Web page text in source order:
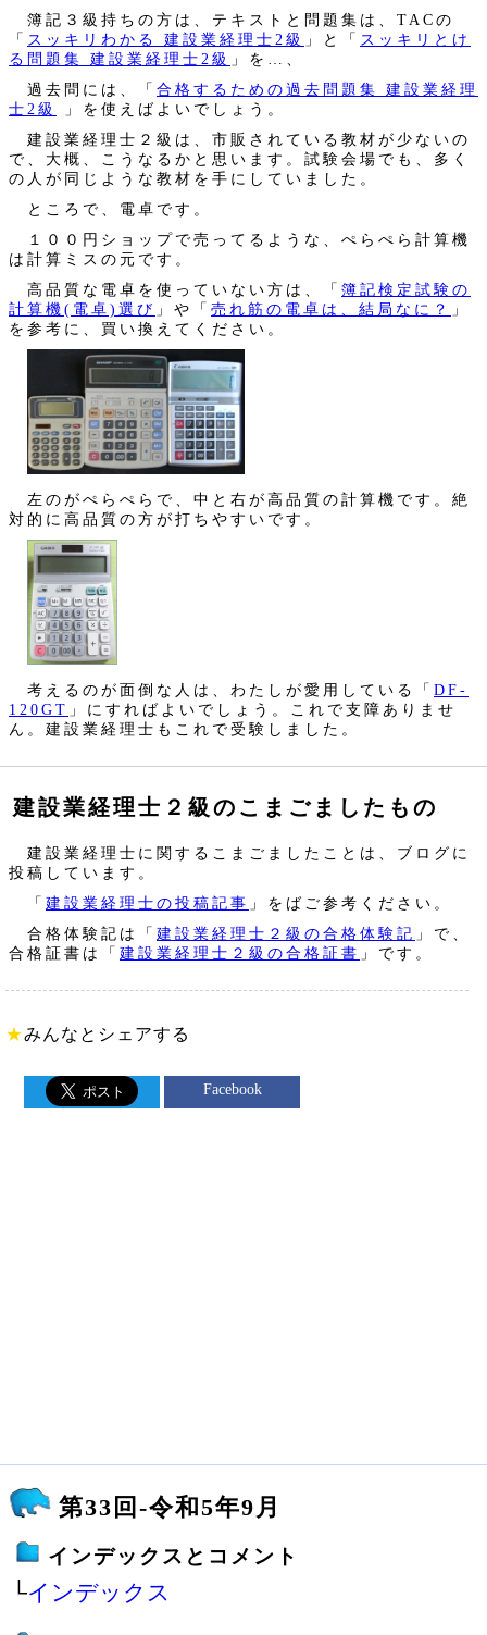
簿記３級持ちの方は、テキストと問題集は、TACの
「 スッキリわかる 建設業経理士2級 」と「 スッキリとけ
る問題集 建設業経理士2級
」を…、
過去問には、「 合格するための過去問題集 建設業経理
士2級
」を使えばよいでしょう。
建設業経理士２級は、市販されている教材が少ないの
で、大概、こうなるかと思います。試験会場でも、多く
の人が同じような教材を手にしていました。
ところで、電卓です。
１００円ショップで売ってるような、ぺらぺら計算機
は計算ミスの元です。
高品質な電卓を使っていない方は、「 簿記検定試験の
計算機(電卓)選び 」や「 売れ筋の電卓は、結局なに？
」
を参考に、買い換えてください。
左のがぺらぺらで、中と右が高品質の計算機です。絶
対的に高品質の方が打ちやすいです。
考えるのが面倒な人は、わたしが愛用している「 DF-
120GT 」にすればよいでしょう。これで支障ありませ
ん。建設業経理士もこれで受験しました。
建設業経理士２級のこまごましたもの
建設業経理士に関するこまごましたことは、ブログに
投稿しています。
「 建設業経理士の投稿記事 」をばご参考ください。
合格体験記は「 建設業経理士２級の合格体験記 」で、
合格証書は「 建設業経理士２級の合格証書 」です。
★みんなとシェアする
Facebook
第33回-令和5年9月
インデックスとコメント
└インデックス